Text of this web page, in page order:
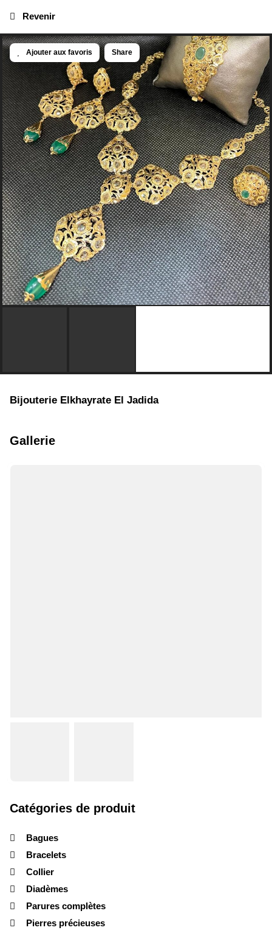
Ajouter aux favoris Share
Bijouterie Elkhayrate El Jadida
Gallerie
Catégories de produit
Bagues
Bracelets
Collier
Diadèmes
Parures complètes
Pierres précieuses
Revenir